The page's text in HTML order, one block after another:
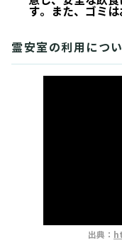
す。また、ゴミは
霊安室の利用につ
出典：